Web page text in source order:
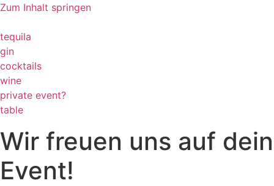
Zum Inhalt springen
tequila
gin
cocktails
wine
private event?
table
Wir freuen uns auf dein
Event!